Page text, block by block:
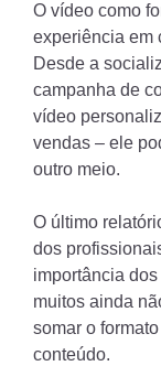
O vídeo como
experiência em
Desde a
campanha de
vídeo
vendas – ele
outro meio.
O último
dos
importância
muitos ainda
somar o
conteúdo.